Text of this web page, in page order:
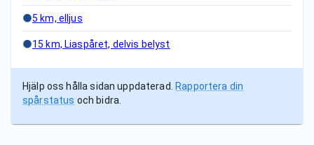
5 km, elljus
15 km, Liaspåret, delvis belyst
Hjälp oss hålla sidan uppdaterad.
Rapportera din
spårstatus och bidra.